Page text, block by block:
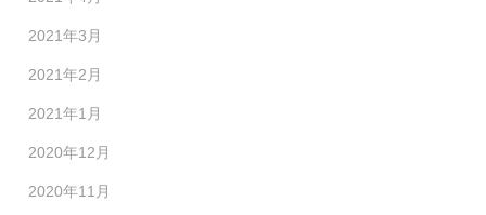
2021年3月
2021年2月
2021年1月
2020年12月
2020年11月